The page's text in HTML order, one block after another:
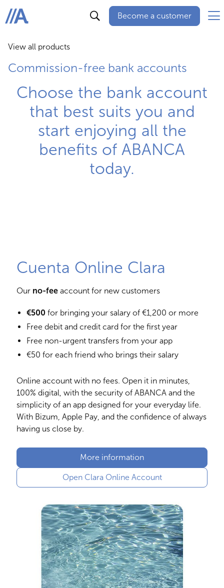
ABANCA
Become a customer
View all products
Commission-free bank accounts
Choose the bank account
that best suits you and
start enjoying all the
benefits of ABANCA
today.
Cuenta Online Clara
Our no-fee account for new customers
€500 for bringing your salary of €1,200 or more
Free debit and credit card for the first year
Free non-urgent transfers from your app
€50 for each friend who brings their salary
Online account with no fees. Open it in minutes,
100% digital, with the security of ABANCA and the
simplicity of an app designed for your everyday life.
With Bizum, Apple Pay, and the confidence of always
having us close by.
More information
Open Clara Online Account